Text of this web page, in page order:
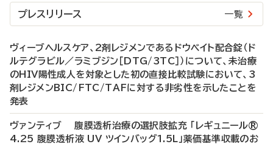
プレスリリース 一覧
ヴィーブヘルスケア、2剤レジメンであるドウベイト配合錠（ド
ルテグラビル／ラミブジン［DTG/3TC］）について、未治療
のHIV陽性成人を対象とした初の直接比較試験において、3
剤レジメンBIC/FTC/TAFに対する非劣性を示したことを
発表
ヴァンティブ 腹膜透析治療の選択肢拡充 「レギュニール®
4.25 腹膜透析液 UV ツインバッグ1.5L」薬価基準収載のお